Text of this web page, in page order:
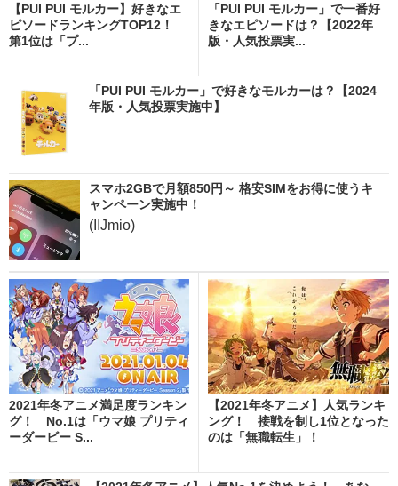
【PUI PUI モルカー】好きなエ
ピソードランキングTOP12！
第1位は「プ...
「PUI PUI モルカー」で一番好
きなエピソードは？【2022年
版・人気投票実...
「PUI PUI モルカー」で好きなモルカーは？【2024
年版・人気投票実施中】
スマホ2GBで月額850円～ 格安SIMをお得に使うキ
ャンペーン実施中！
(IIJmio)
2021年冬アニメ満足度ランキン
グ！ No.1は「ウマ娘 プリティ
ーダービー S...
【2021年冬アニメ】人気ランキ
ング！ 接戦を制し1位となった
のは「無職転生」！